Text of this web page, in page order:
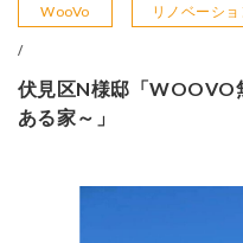
WooVo リノベーショ
/
伏見区N様邸「WOOVO
ある家～」